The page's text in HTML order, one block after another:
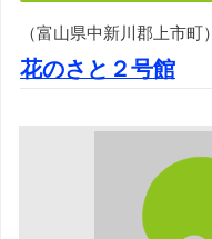
（富山県中新川郡上市町）
花のさと２号館